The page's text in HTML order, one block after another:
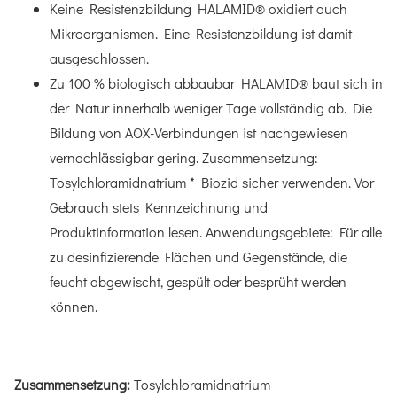
Keine Resistenzbildung HALAMID® oxidiert auch
Mikroorganismen. Eine Resistenzbildung ist damit
ausgeschlossen.
Zu 100 % biologisch abbaubar HALAMID® baut sich in
der Natur innerhalb weniger Tage vollständig ab. Die
Bildung von AOX-Verbindungen ist nachgewiesen
vernachlässigbar gering. Zusammensetzung:
Tosylchloramidnatrium * Biozid sicher verwenden. Vor
Gebrauch stets Kennzeichnung und
Produktinformation lesen. Anwendungsgebiete: Für alle
zu desinfizierende Flächen und Gegenstände, die
feucht abgewischt, gespült oder besprüht werden
können.
Zusammensetzung:Tosylchloramidnatrium